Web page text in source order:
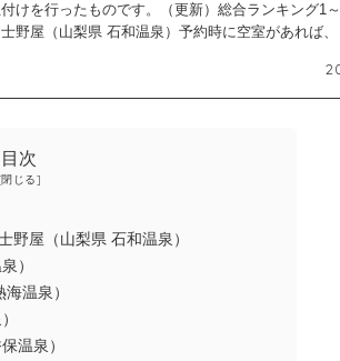
けを行ったものです。（更新）総合ランキング1
野屋（山梨県 石和温泉）予約時に空室があれば
目次
野屋（山梨県 石和温泉）
）
温泉）
温泉）